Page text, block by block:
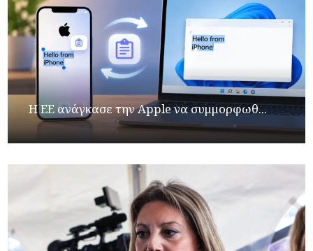
H ΕΕ ανάγκασε την Apple να συμμορφωθ...